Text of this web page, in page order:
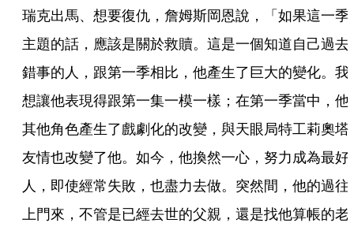
瑞克出馬、想要復仇，詹姆斯岡恩說，「如果這一季
主題的話，應該是關於救贖。這是一個知道自己過去
錯事的人，跟第一季相比，他產生了巨大的變化。我
想讓他表現得跟第一集一模一樣；在第一季當中，他
其他角色產生了戲劇化的改變，與天眼局特工莉奧塔
友情也改變了他。如今，他換然一心，努力成為最好
人，即使經常失敗，也盡力去做。突然間，他的過往
上門來，不管是已經去世的父親，還是找他算帳的老